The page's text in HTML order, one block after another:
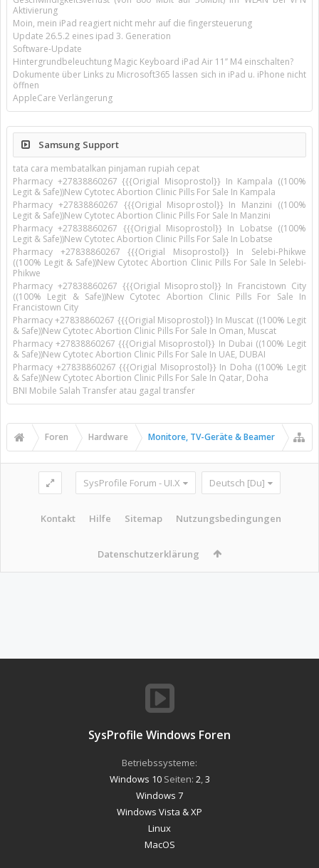
Aktivierung
Moin, mein iPad reagiert nicht mehr auf die fingersteuerung
Update 26.5.2 eines ipad 3. Generation
Software-Update
Hintergrundbeleuchtung Magic Keyboard iPad Air 11’’ M4 einschalten?
Dokumente über Links zu Microsoft365 lassen sich in iPad u. iPhone nicht
öffnen
AppleCare Verlängerung
Samsung Support
tata cara membatalkan pinjaman rupiah cepat
Pharmacy +27838860267 {{{Origial Misoprostol}} In Kampala ((100%
Legit & Safe))New Cytotec Abortion Clinic Pills For Sale In Kampala
Pharmacy +27838860267 {{{Origial Misoprostol}} In Manzini ((100%
Legit & Safe))New Cytotec Abortion Clinic Pills For Sale In Manzini
Pharmacy +27838860267 {{{Origial Misoprostol}} In Lobatse ((100%
Legit & Safe))New Cytotec Abortion Clinic Pills For Sale In Lobatse
Pharmacy +27838860267 {{{Origial Misoprostol}} In Selebi-Phikwe
((100% Legit & Safe))New Cytotec Abortion Clinic Pills For Sale In Selebi-
Phikwe
Pharmacy +27838860267 {{{Origial Misoprostol}} In Francistown City
((100% Legit & Safe))New Cytotec Abortion Clinic Pills For Sale In
Francistown City
Pharmacy +27838860267 {{{Origial Misoprostol}} In Muscat ((100% Legit
& Safe))New Cytotec Abortion Clinic Pills For Sale In Oman, Muscat
Pharmacy +27838860267 {{{Origial Misoprostol}} In Dubai ((100% Legit
& Safe))New Cytotec Abortion Clinic Pills For Sale In UAE, DUBAI
Pharmacy +27838860267 {{{Origial Misoprostol}} In Doha ((100% Legit
& Safe))New Cytotec Abortion Clinic Pills For Sale In Qatar, Doha
BNI Mobile Salah Transfer atau gagal transfer
Foren Hardware Monitore, TV-Geräte & Beamer
SysProfile Forum - UI.X Deutsch [Du]
Kontakt Hilfe Sitemap Nutzungsbedingungen
Datenschutzerklärung
SysProfile Windows Foren
Betriebssysteme:
Windows 10Seiten: 2 3
Windows 7
Windows Vista & XP
Linux
MacOS